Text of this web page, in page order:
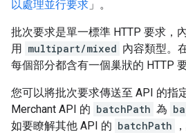
以處理並行要求 」。
批次要求是單一標準 HTTP 要求，
用 multipart/mixed 內容類型。
每個部分都含有一個巢狀的 HTTP 要
您可以將批次要求傳送至 API 的指
Merchant API 的 batchPath 為
如要瞭解其他 API 的 batchPath